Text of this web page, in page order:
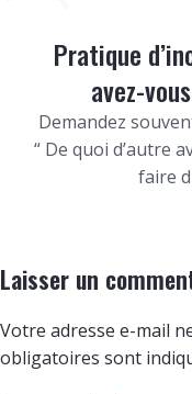
Pratique
avez-
Demandez
“ De quoi d’autre
faire
Laisser un
Votre adresse e-mail
obligatoires sont